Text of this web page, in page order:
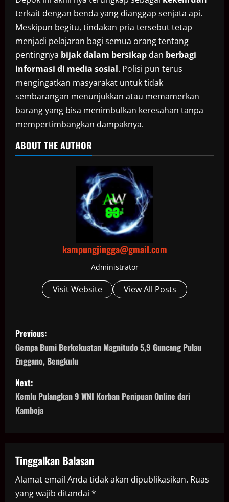
terkait dengan benda yang dianggap senjata api.
Meskipun begitu, tindakan pria tersebut tetap
menjadi pelajaran bagi semua orang tentang
pentingnya bijak dalam bersikap dan berbagi
informasi di media sosial. Polisi pun terus
mengingatkan masyarakat untuk tidak
sembarangan menunjukkan atau memamerkan
barang yang bisa menimbulkan keresahan tanpa
mempertimbangkan dampaknya.
ABOUT THE AUTHOR
kampungjingga@gmail.com
Administrator
Visit Website View All Posts
P
o
s
t
n
v
i
Previous:
Gempa Bumi Berkekuatan Magnitudo 5,9 Guncang Pulau
Enggano, Bengkulu
Next:
Kemlu Pulangkan 9 WNI Korban Penipuan Online dari
Kamboja
Tinggalkan Balasan
Alamat email Anda tidak akan dipublikasikan. Ruas
yang wajib ditandai *